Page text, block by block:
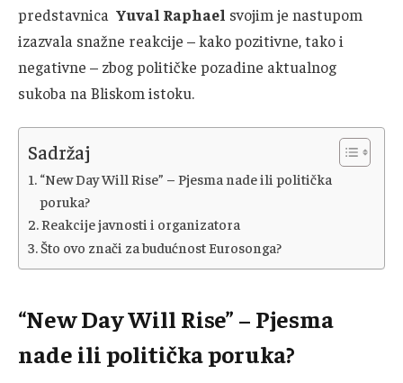
predstavnica Yuval Raphael svojim je nastupom
izazvala snažne reakcije – kako pozitivne, tako i
negativne – zbog političke pozadine aktualnog
sukoba na Bliskom istoku.
Sadržaj
“New Day Will Rise” – Pjesma nade ili politička
poruka?
Reakcije javnosti i organizatora
Što ovo znači za budućnost Eurosonga?
“New Day Will Rise” – Pjesma
nade ili politička poruka?